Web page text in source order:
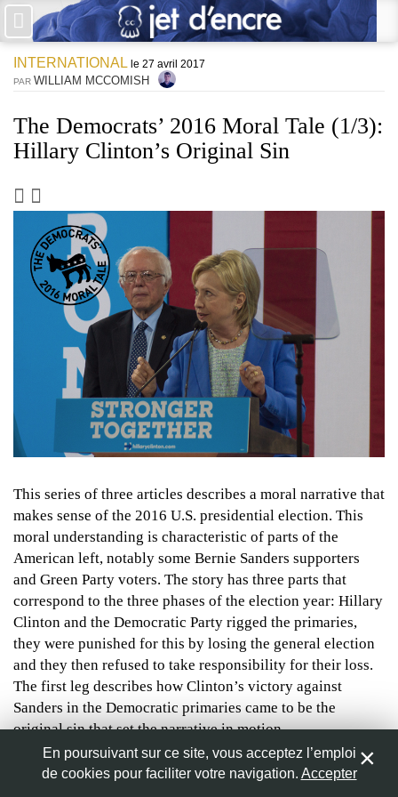
PAS DE COMMENTAIRES ×
Laisser une réponse
obligatoires sont indiqués avec *
Jet d'Encre vous prie d'inscrire vos commentaires dans un esprit
de dialogue et les limites du respect de chacun. Merci.
Commentaire
Nom*
Adresse de messagerie*
Site web
Enregistrer mon nom, mon e-mail et mon site web dans le
navigateur pour mon prochain commentaire.
INTERNATIONAL le 27 avril 2017
PAR WILLIAM MCCOMISH
The Democrats’ 2016 Moral Tale (1/3):
Hillary Clinton’s Original Sin
July, 2016 © Marc Nozell (edited by Jet d’Encre)
This series of three articles describes a moral narrative that
makes sense of the 2016 U.S. presidential election. This
moral understanding is characteristic of parts of the
American left, notably some Bernie Sanders supporters
and Green Party voters. The story has three parts that
correspond to the three phases of the election year: Hillary
Clinton and the Democratic Party rigged the primaries,
they were punished for this by losing the general election
and they then refused to take responsibility for their loss.
The first leg describes how Clinton’s victory against
Sanders in the Democratic primaries came to be the
original sin that set the narrative in motion.
En poursuivant sur ce site, vous acceptez l’emploi
de cookies pour faciliter votre navigation. Accepter